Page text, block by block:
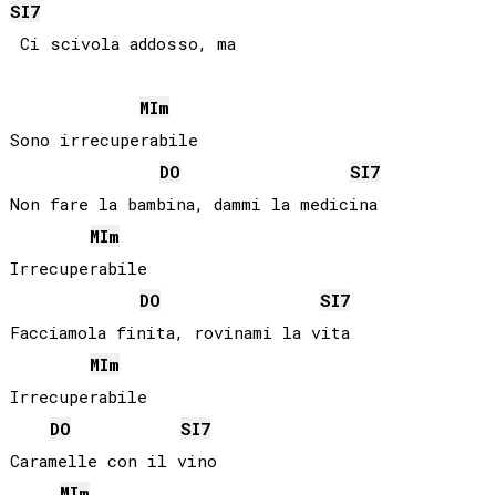
SI7
Ci scivola addosso, ma
MIm
Sono irrecuperabile
DO
SI7
Non fare la bambina, dammi la medicina
MIm
Irrecuperabile
DO
SI7
Facciamola finita, rovinami la vita
MIm
Irrecuperabile
DO
SI7
Caramelle con il vino